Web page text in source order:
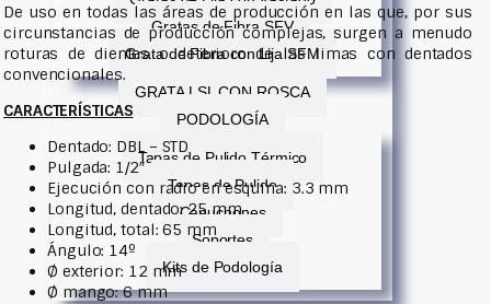
Gratas de Fibra SFV
Grata de Fibra con Lija SFM
GRATA LSL CON ROSCA
PODOLOGÍA
Tapas de Pulido Térmico
Tapas de Pulido
Capuchones
Soportes
Kits de Podología
De uso en todas las áreas de producción en las que, por sus
circunstancias de producción complejas, surgen a menudo
roturas de dientes o deterioro de las limas con dentados
convencionales.
CARACTERÍSTICAS
Dentado: DBL – STD
Pulgada: 1/2″
Ejecución con radio en esquina: 3.3 mm
Longitud, dentado: 25 mm
Longitud, total: 65 mm
Ángulo: 14º
Ø exterior: 12 mm
Ø mango: 6 mm